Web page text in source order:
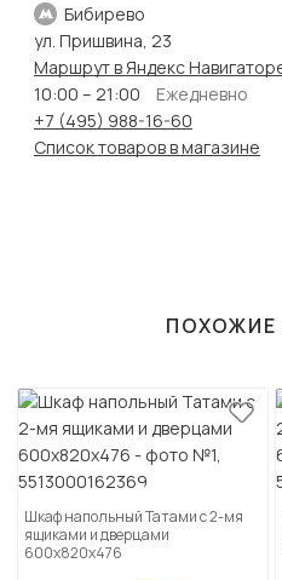
Бибирево
ул. Пришвина, 23
Маршрут в Яндекс
10:00 – 21:00
Ежедневно
+7 (495) 988-16-60
Список товаров в магазине
ПОХОЖИЕ
Шкаф напольный Татами с 2-мя
ящиками и дверцами
600х820х476